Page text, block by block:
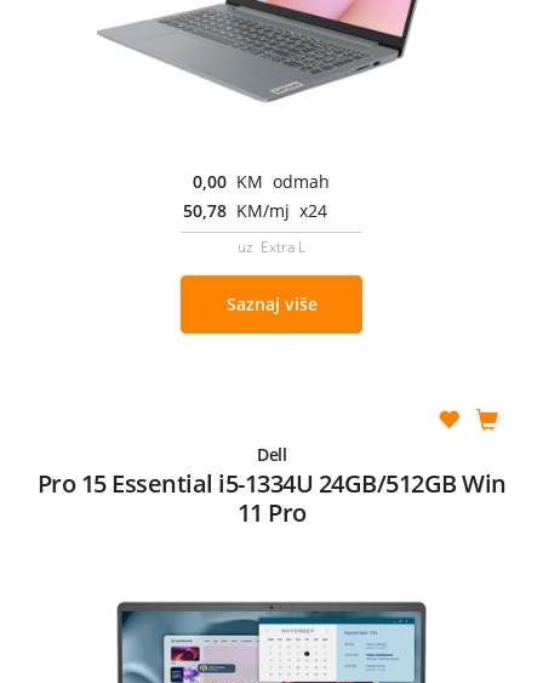
0,00 KM odmah
50,78 KM/mj x24
uz Extra L
Saznaj više
Dell
Pro 15 Essential i5-1334U 24GB/512GB Win
11 Pro